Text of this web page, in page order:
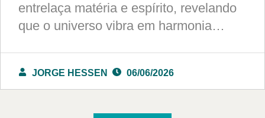
entrelaça matéria e espírito, revelando
que o universo vibra em harmonia…
JORGE HESSEN 06/06/2026